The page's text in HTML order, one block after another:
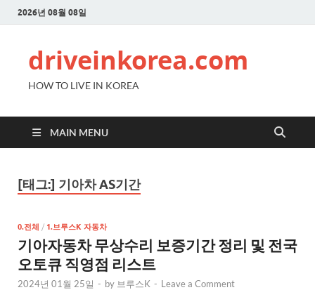
2026년 08월 08일
driveinkorea.com
HOW TO LIVE IN KOREA
MAIN MENU
[태그:] 기아차 AS기간
0.전체 / 1.브루스K 자동차
기아자동차 무상수리 보증기간 정리 및 전국
오토큐 직영점 리스트
2024년 01월 25일 - by 브루스K - Leave a Comment